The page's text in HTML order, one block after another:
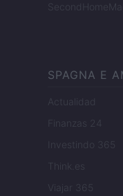
SPAGNA E
Actualidad
Finanzas 24
Investindo 365
Think.es
Viajar 365